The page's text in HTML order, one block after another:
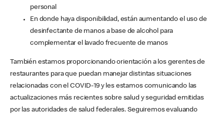
personal
En donde haya disponibilidad, están aumentando el uso de
desinfectante de manos a base de alcohol para
complementar el lavado frecuente de manos
También estamos proporcionando orientación a los gerentes de
restaurantes para que puedan manejar distintas situaciones
relacionadas con el COVID-19 y les estamos comunicando las
actualizaciones más recientes sobre salud y seguridad emitidas
por las autoridades de salud federales. Seguiremos evaluando